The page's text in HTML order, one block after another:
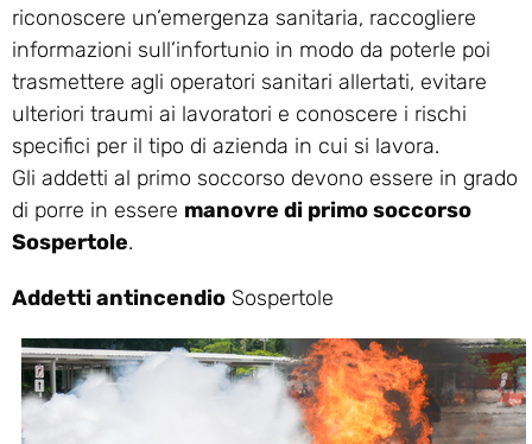
riconoscere un’emergenza sanitaria, raccogliere
informazioni sull’infortunio in modo da poterle poi
trasmettere agli operatori sanitari allertati, evitare
ulteriori traumi ai lavoratori e conoscere i rischi
specifici per il tipo di azienda in cui si lavora.
Gli addetti al primo soccorso devono essere in grado
di porre in essere manovre di primo soccorso
Sospertole.
Addetti antincendio Sospertole